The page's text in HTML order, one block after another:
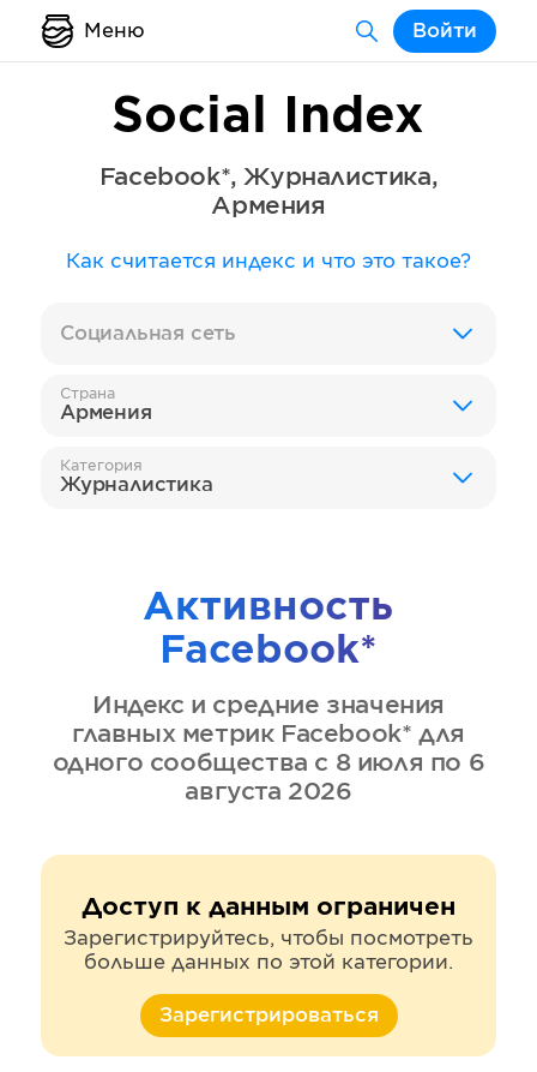
Меню Войти
Social Index
Facebook*,Журналистика,
Армения
Как считается индекс и что это такое?
Социальная сеть
Страна
Армения
Категория
Журналистика
Активность
Facebook*
Индекс и средние значения
главных метрик Facebook* для
одного сообщества с 8 июля по 6
августа 2026
Доступ к данным ограничен
Зарегистрируйтесь, чтобы посмотреть
больше данных по этой категории.
Зарегистрироваться